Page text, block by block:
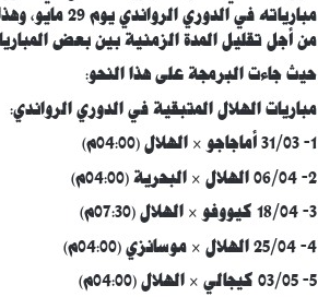
مبارياته في
من أجل تقليل المدة الزمنية بين بعض
حيث جاءت البرمجة على هذا النحو:
مباريات الهلال المتبقية في الدوري الرواندي:
1- 31/03 أماجاجو × الهلال (04:00م)
2- 06/04 الهلال × البحرية (04:00م)
3- 18/04 كيووفو × الهلال (07:30م)
4- 25/04 الهلال × موسانزي (04:00م)
5- 03/05 كيجالي × الهلال (04:00م)